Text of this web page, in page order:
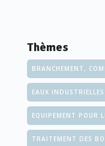
Thèmes
BRANCHEMENT,
EAUX INDUSTRIELLES
EQUIPEMENT POUR
TRAITEMENT DES